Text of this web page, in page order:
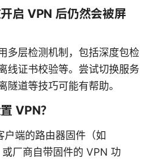
启 VPN 后仍然会被屏
多层检测机制，包括深度包检
线证书校验等。尝试切换服务
隧道等技巧可能有帮助。
VPN？
端的路由器固件（如
厂商自带固件的 VPN 功